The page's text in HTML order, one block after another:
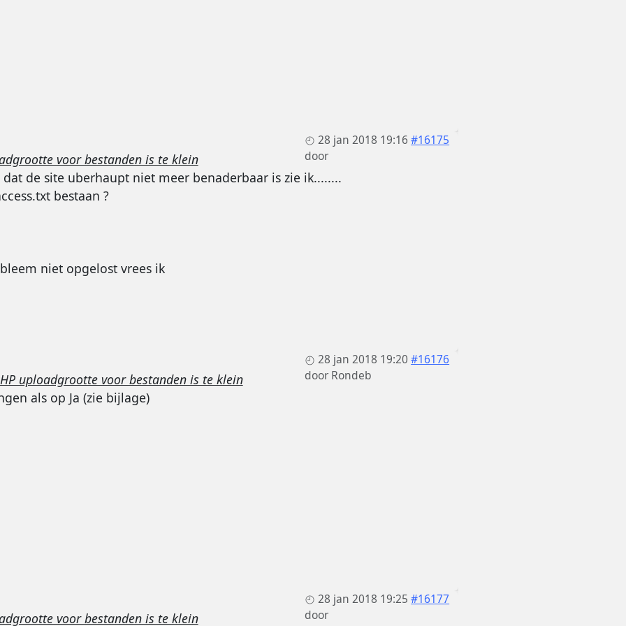
28 jan 2018 19:16 #16175
door
voor bestanden is te klein
de site uberhaupt niet meer benaderbaar is zie ik........
bestaan ?
niet opgelost vrees ik
28 jan 2018 19:20 #16176
door Rondeb
uploadgrootte voor bestanden is te klein
als op Ja (zie bijlage)
28 jan 2018 19:25 #16177
door
voor bestanden is te klein